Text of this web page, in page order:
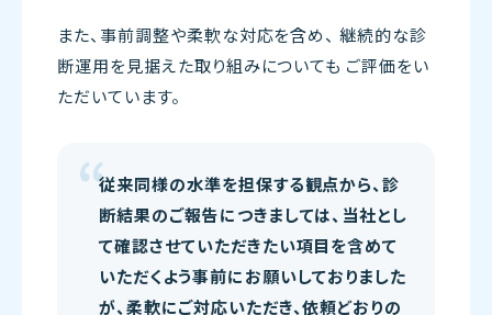
また、事前調整や柔軟な対応を含め、 継続的な診
断運用を見据えた取り組みについても ご評価をい
ただいています。
従来同様の水準を担保する観点から、診
断結果のご報告につきましては、当社とし
て確認させていただきたい項目を含めて
いただくよう事前にお願いしておりました
が、柔軟にご対応いただき、依頼どおりの